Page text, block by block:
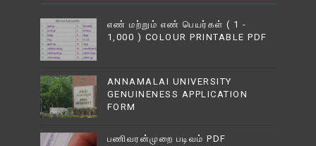
எண் மற்றும் எண் பெயர்கள் ( 1 -
1,000 ) COLOUR PRINTABLE PDF
ANNAMALAI UNIVERSITY
GENUINENESS APPLICATION
FORM
பணிவரன்முறை படிவம் PDF